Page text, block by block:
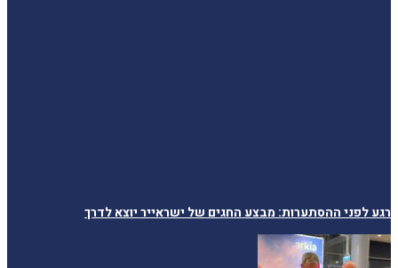
רגע לפני ההסתערות: מבצע החגים של ישראייר יוצא לדרך